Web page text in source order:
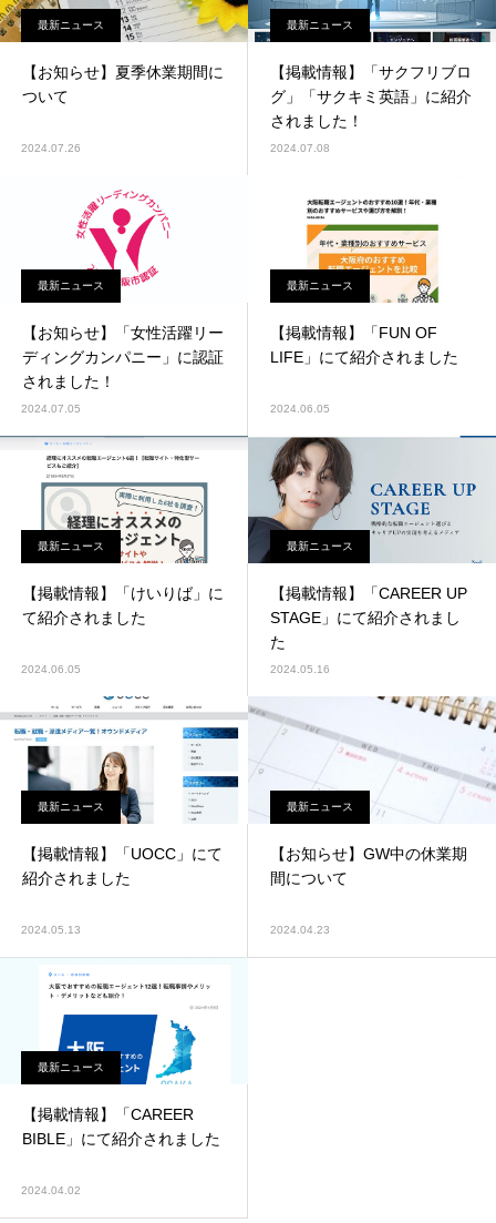
最新ニュース
【お知らせ】夏季休業期間に
ついて
2024.07.26
最新ニュース
【掲載情報】「サクフリブロ
グ」「サクキミ英語」に紹介
されました！
2024.07.08
最新ニュース
【お知らせ】「女性活躍リー
ディングカンパニー」に認証
されました！
2024.07.05
最新ニュース
【掲載情報】「FUN OF
LIFE」にて紹介されました
2024.06.05
最新ニュース
【掲載情報】「けいりば」に
て紹介されました
2024.06.05
最新ニュース
【掲載情報】「CAREER UP
STAGE」にて紹介されまし
た
2024.05.16
最新ニュース
【掲載情報】「UOCC」にて
紹介されました
2024.05.13
最新ニュース
【お知らせ】GW中の休業期
間について
2024.04.23
最新ニュース
【掲載情報】「CAREER
BIBLE」にて紹介されました
2024.04.02